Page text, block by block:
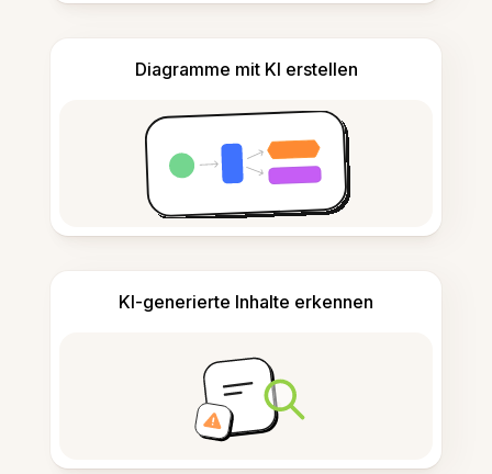
Diagramme mit KI erstellen
KI-generierte Inhalte erkennen